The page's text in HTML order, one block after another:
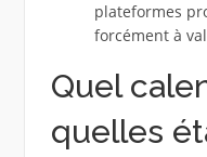
plateformes
forcément à
Quel
quelles